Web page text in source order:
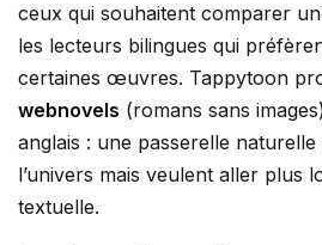
ceux qui souhaitent comparer
les lecteurs bilingues qui
certaines œuvres. Tappytoon
webnovels (romans sans
anglais : une passerelle
l’univers mais veulent aller plus
textuelle.